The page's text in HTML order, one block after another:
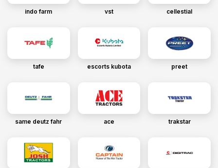
indo farm vst cellestial
tafe escorts kubota preet
same deutz fahr ace trakstar